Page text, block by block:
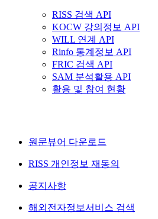
RISS 검색 API
KOCW 강의정보 API
WILL 연계 API
Rinfo 통계정보 API
FRIC 검색 API
SAM 분석활용 API
활용 및 참여 현황
원문뷰어 다운로드
RISS 개인정보 재동의
공지사항
해외전자정보서비스 검색